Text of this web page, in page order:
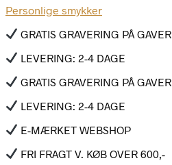
Personlige smykker
GRATIS GRAVERING PÅ GAVER
LEVERING: 2-4 DAGE
GRATIS GRAVERING PÅ GAVER
LEVERING: 2-4 DAGE
E-MÆRKET WEBSHOP
FRI FRAGT V. KØB OVER 600,-